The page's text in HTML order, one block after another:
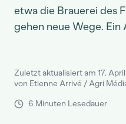
etwa die Brauerei des
gehen neue Wege.
Zuletzt aktualisiert am 17.
von Etienne Arrivé / Agri
6 Minuten Lesedauer